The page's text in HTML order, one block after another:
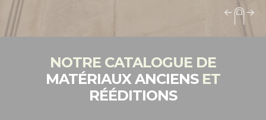
NOTRE CATALOGUE DE
MATÉRIAUX ANCIENSET
RÉÉDITIONS